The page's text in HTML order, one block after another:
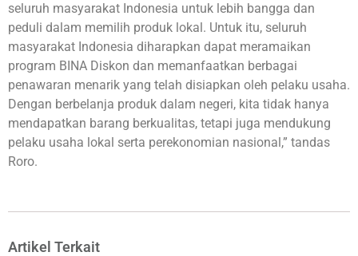
seluruh masyarakat Indonesia untuk lebih bangga dan
peduli dalam memilih produk lokal. Untuk itu, seluruh
masyarakat Indonesia diharapkan dapat meramaikan
program BINA Diskon dan memanfaatkan berbagai
penawaran menarik yang telah disiapkan oleh pelaku usaha.
Dengan berbelanja produk dalam negeri, kita tidak hanya
mendapatkan barang berkualitas, tetapi juga mendukung
pelaku usaha lokal serta perekonomian nasional,” tandas
Roro.
Artikel Terkait